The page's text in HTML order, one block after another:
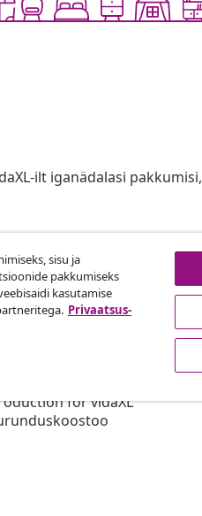
ilt iganädalasi pakkumisi,
Lepingust taganemine
for vidaXL
sisu ja
pakkumiseks
kasutamise
Privaatsus-